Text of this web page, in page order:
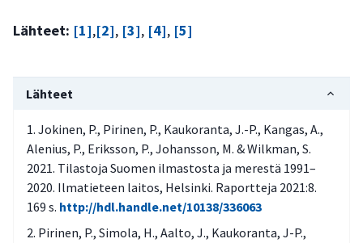
Lähteet: [1],[2], [3], [4], [5]
Lähteet
Jokinen, P., Pirinen, P., Kaukoranta, J.-P., Kangas, A.,
Alenius, P., Eriksson, P., Johansson, M. & Wilkman, S.
2021. Tilastoja Suomen ilmastosta ja merestä 1991–
2020. Ilmatieteen laitos, Helsinki. Raportteja 2021:8.
169 s. http://hdl.handle.net/10138/336063
Pirinen, P., Simola, H., Aalto, J., Kaukoranta, J-P.,